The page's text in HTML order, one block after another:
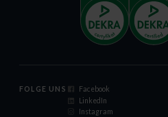
FOLGE UNS
Facebook
LinkedIn
Instagram